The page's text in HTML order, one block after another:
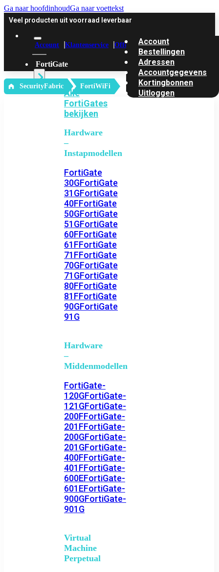
Ga naar hoofdinhoudGa naar voettekst
Veel producten uit voorraad leverbaar
Account Klantenservice Offerte
FortiGate
Alle
FortiGates
bekijken
Hardware
–
Instapmodellen
FortiGate
30GFortiGate
31GFortiGate
40FFortiGate
50GFortiGate
51GFortiGate
60FFortiGate
61FFortiGate
71FFortiGate
70GFortiGate
71GFortiGate
80FFortiGate
81FFortiGate
90GFortiGate
91G
Hardware
–
Middenmodellen
FortiGate-
120GFortiGate-
121GFortiGate-
200FFortiGate-
201FFortiGate-
200GFortiGate-
201GFortiGate-
400FFortiGate-
401FFortiGate-
600EFortiGate-
601EFortiGate-
900GFortiGate-
901G
Virtual
Machine
Perpetual
Account
Bestellingen
Adressen
Accountgegevens
Kortingbonnen
Uitloggen
‎ SecurityFabric FortiWiFi